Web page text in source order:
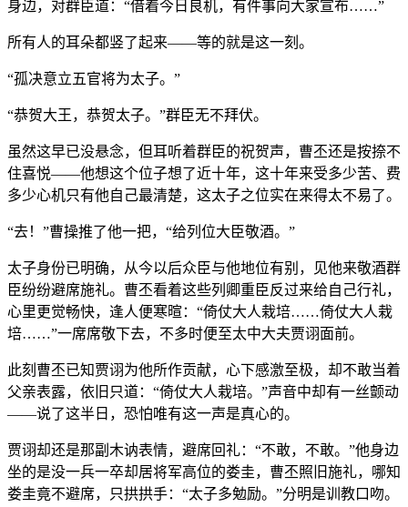
身边，对群臣道：“借着今日良机，有件事向大家宣布……”
所有人的耳朵都竖了起来——等的就是这一刻。
“孤决意立五官将为太子。”
“恭贺大王，恭贺太子。”群臣无不拜伏。
虽然这早已没悬念，但耳听着群臣的祝贺声，曹丕还是按捺不
住喜悦——他想这个位子想了近十年，这十年来受多少苦、费
多少心机只有他自己最清楚，这太子之位实在来得太不易了。
“去！”曹操推了他一把，“给列位大臣敬酒。”
太子身份已明确，从今以后众臣与他地位有别，见他来敬酒群
臣纷纷避席施礼。曹丕看着这些列卿重臣反过来给自己行礼，
心里更觉畅快，逢人便寒暄：“倚仗大人栽培……倚仗大人栽
培……”一席席敬下去，不多时便至太中大夫贾诩面前。
此刻曹丕已知贾诩为他所作贡献，心下感激至极，却不敢当着
父亲表露，依旧只道：“倚仗大人栽培。”声音中却有一丝颤动
——说了这半日，恐怕唯有这一声是真心的。
贾诩却还是那副木讷表情，避席回礼：“不敢，不敢。”他身边
坐的是没一兵一卒却居将军高位的娄圭，曹丕照旧施礼，哪知
娄圭竟不避席，只拱拱手：“太子多勉励。”分明是训教口吻。